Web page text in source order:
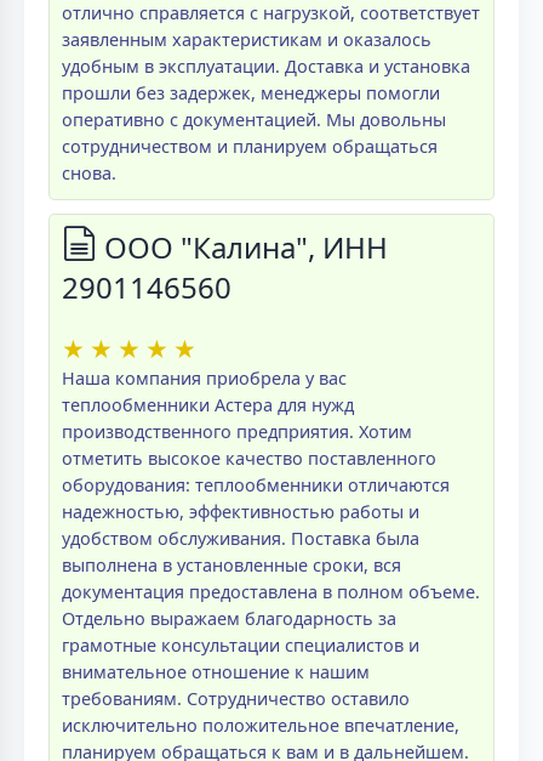
отлично справляется с нагрузкой, соответствует
заявленным характеристикам и оказалось
удобным в эксплуатации. Доставка и установка
прошли без задержек, менеджеры помогли
оперативно с документацией. Мы довольны
сотрудничеством и планируем обращаться
снова.
ООО "Калина", ИНН
2901146560
★ ★ ★ ★ ★
Наша компания приобрела у вас
теплообменники Астера для нужд
производственного предприятия. Хотим
отметить высокое качество поставленного
оборудования: теплообменники отличаются
надежностью, эффективностью работы и
удобством обслуживания. Поставка была
выполнена в установленные сроки, вся
документация предоставлена в полном объеме.
Отдельно выражаем благодарность за
грамотные консультации специалистов и
внимательное отношение к нашим
требованиям. Сотрудничество оставило
исключительно положительное впечатление,
планируем обращаться к вам и в дальнейшем.